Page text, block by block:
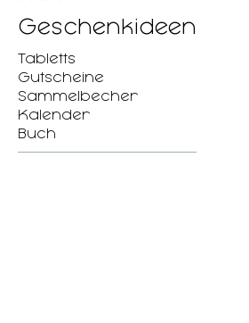
Geschenkideen
Tabletts
Gutscheine
Sammelbecher
Kalender
Buch